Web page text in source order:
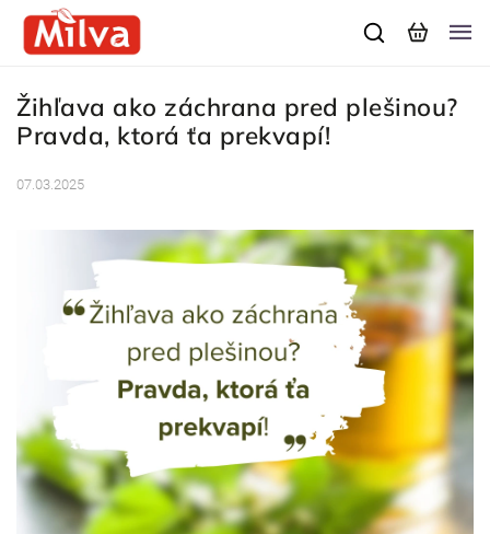
Žihľava ako záchrana pred plešinou?
Pravda, ktorá ťa prekvapí!
07.03.2025